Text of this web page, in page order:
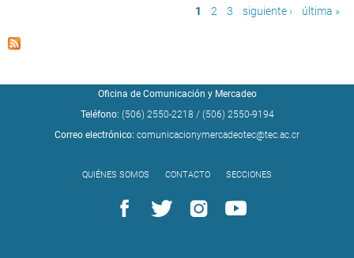
1 2 3 siguiente › última »
Oficina de Comunicación y Mercadeo
Teléfono: (506) 2550-2218 / (506) 2550-9194
Correo electrónico: comunicacionymercadeotec@tec.ac.cr
QUIÉNES SOMOS CONTACTO SECCIONES